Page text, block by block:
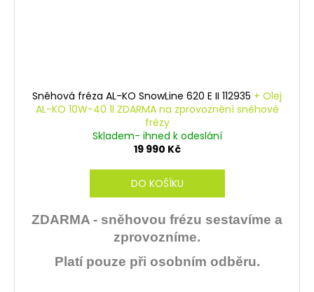
Sněhová fréza AL-KO SnowLine 620 E II 112935 + Olej
AL-KO 10W-40 1l ZDARMA na zprovoznění sněhové
frézy
Skladem- ihned k odeslání
19 990 Kč
DO KOŠÍKU
ZDARMA - sněhovou frézu sestavíme a
zprovozníme.
Platí pouze při osobním odběru.